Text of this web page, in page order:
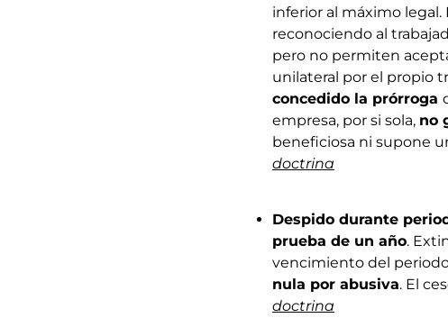
inferior al máximo
reconociendo al
pero no permiten
unilateral por el propio
concedido la prórroga
empresa, por si sola, no
beneficiosa ni supone
doctrina
Despido durante
prueba de un año.
vencimiento del
nula por abusiva. El
doctrina